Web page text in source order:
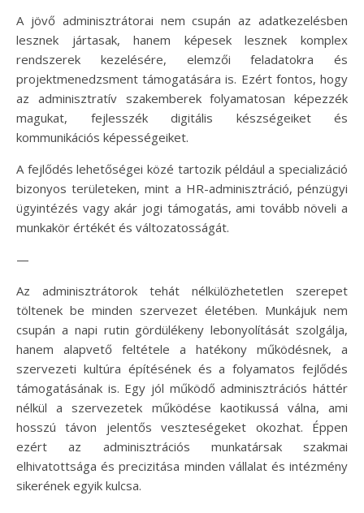
A jövő adminisztrátorai nem csupán az adatkezelésben
lesznek jártasak, hanem képesek lesznek komplex
rendszerek kezelésére, elemzői feladatokra és
projektmenedzsment támogatására is. Ezért fontos, hogy
az adminisztratív szakemberek folyamatosan képezzék
magukat, fejlesszék digitális készségeiket és
kommunikációs képességeiket.
A fejlődés lehetőségei közé tartozik például a specializáció
bizonyos területeken, mint a HR-adminisztráció, pénzügyi
ügyintézés vagy akár jogi támogatás, ami tovább növeli a
munkakör értékét és változatosságát.
—
Az adminisztrátorok tehát nélkülözhetetlen szerepet
töltenek be minden szervezet életében. Munkájuk nem
csupán a napi rutin gördülékeny lebonyolítását szolgálja,
hanem alapvető feltétele a hatékony működésnek, a
szervezeti kultúra építésének és a folyamatos fejlődés
támogatásának is. Egy jól működő adminisztrációs háttér
nélkül a szervezetek működése kaotikussá válna, ami
hosszú távon jelentős veszteségeket okozhat. Éppen
ezért az adminisztrációs munkatársak szakmai
elhivatottsága és precizitása minden vállalat és intézmény
sikerének egyik kulcsa.